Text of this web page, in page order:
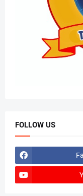
FOLLOW US